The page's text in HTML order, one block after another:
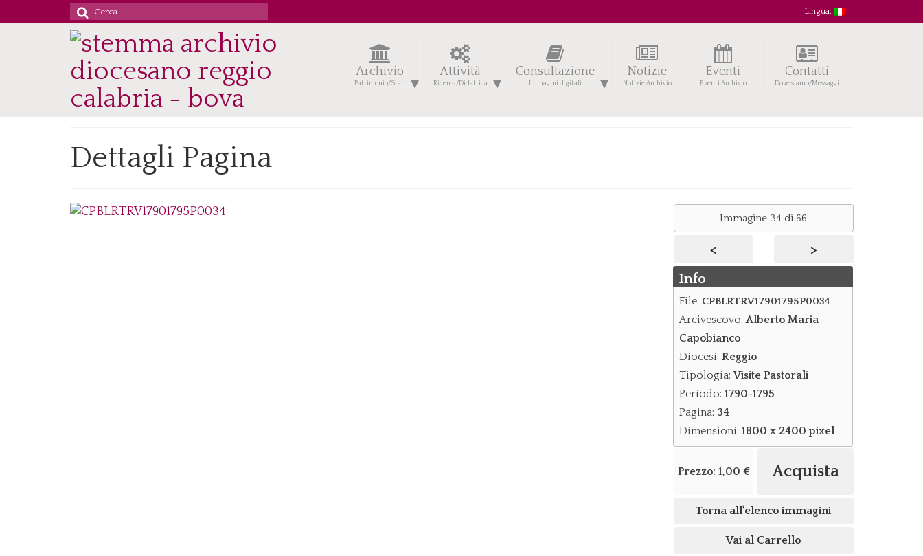
Lingua:
Cerca
per:
Archivio
Patrimonio/Staff
Attività
Ricerca/Didattica
Consultazione
Immagini digitali
Notizie
Notizie Archivio
Eventi
Eventi Archivio
Contatti
Dove siamo/Messaggi
Dettagli Pagina
Immagine 34 di 66
< >
Info
File: CPBLRTRV17901795P0034
Arcivescovo:Alberto Maria
Capobianco
Diocesi: Reggio
Tipologia:Visite Pastorali
Periodo: 1790-1795
Pagina: 34
Dimensioni: 1800 x 2400 pixel
Prezzo: 1,00 € Acquista
Torna all'elenco immagini
Vai al Carrello